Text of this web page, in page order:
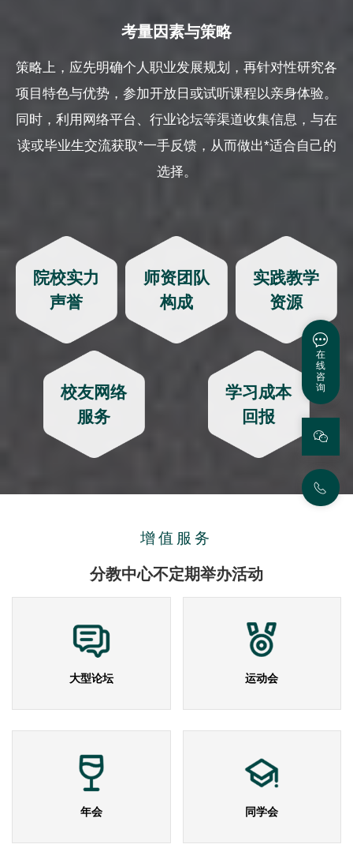
考量因素与策略
策略上，应先明确个人职业发展规划，再针对性研究各
项目特色与优势，参加开放日或试听课程以亲身体验。
同时，利用网络平台、行业论坛等渠道收集信息，与在
读或毕业生交流获取*一手反馈，从而做出*适合自己的
选择。
院校实力
声誉
师资团队
构成
实践教学
资源
校友网络
服务
学习成本
回报
增值服务
分教中心不定期举办活动
大型论坛 运动会
年会 同学会
在
线
咨
询